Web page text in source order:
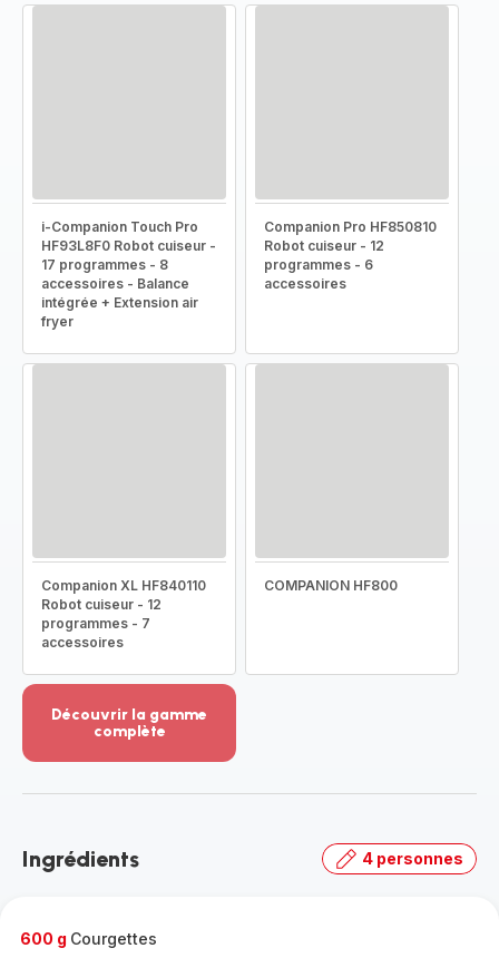
i-Companion Touch Pro
HF93L8F0 Robot cuiseur -
17 programmes - 8
accessoires - Balance
intégrée + Extension air
fryer
Companion Pro HF850810
Robot cuiseur - 12
programmes - 6
accessoires
Companion XL HF840110
Robot cuiseur - 12
programmes - 7
accessoires
COMPANION HF800
Découvrir la gamme
complète
-
gamme
Ingrédients 4 personnes
600 g Courgettes